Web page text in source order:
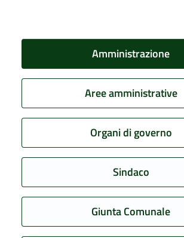
Amministrazione
Aree amministrative
Organi di governo
Sindaco
Giunta Comunale